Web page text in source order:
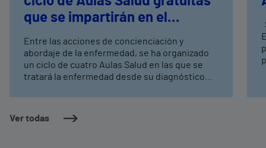
Ver todas
que se impartirán en el
hospital
Entre las acciones de concienciación y
abordaje de la enfermedad, se ha organizado
un ciclo de cuatro Aulas Salud en las que se
tratará la enfermedad desde su diagnóstico
presencia de mesas informativas de AFA para
divulgar el trabajo que realizan desde la